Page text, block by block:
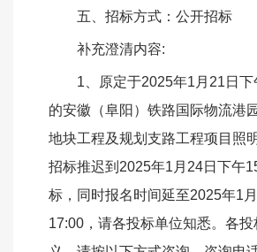
五、招标方式：公开招标
补充澄清内容:
1、 原定于2025年1月21日
的安徽（阜阳）铁路国际物流港
地块工程及规划支路工程项目照
招标推迟到2025年1月24日下午
标，同时报名时间延至2025年1
17:00，请各投标单位知悉。各